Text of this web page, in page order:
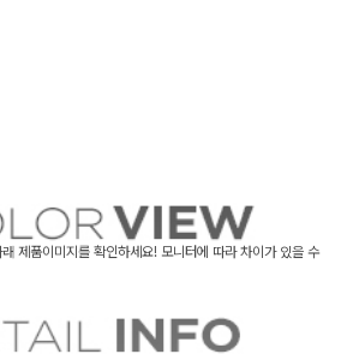
제품이미지를 확인하세요! 모니터에 따라 차이가 있을 수